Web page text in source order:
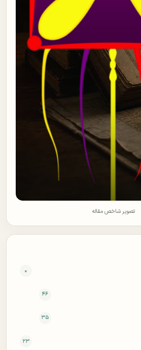
تصویر شاخص مقاله
۰
۴۶
۳۵
۲۳